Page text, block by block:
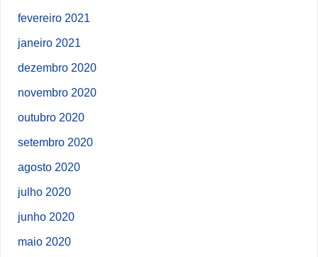
fevereiro 2021
janeiro 2021
dezembro 2020
novembro 2020
outubro 2020
setembro 2020
agosto 2020
julho 2020
junho 2020
maio 2020